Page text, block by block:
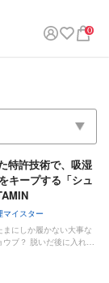
0
特許技術で、吸湿
キープする「シュ
マイスター
にしか履かない大事な
ウブ？ 脱いだ後に入れ…